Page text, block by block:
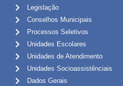
Legislação
Conselhos Municipais
Processos Seletivos
Unidades Escolares
Unidades de Atendimento
Unidades Socioassistênciais
Dados Gerais